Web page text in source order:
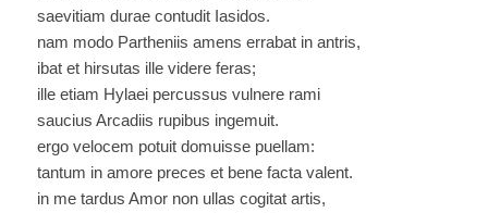
saevitiam durae contudit Iasidos.
nam modo Partheniis amens errabat in antris,
ibat et hirsutas ille videre feras;
ille etiam Hylaei percussus vulnere rami
saucius Arcadiis rupibus ingemuit.
ergo velocem potuit domuisse puellam:
tantum in amore preces et bene facta valent.
in me tardus Amor non ullas cogitat artis,